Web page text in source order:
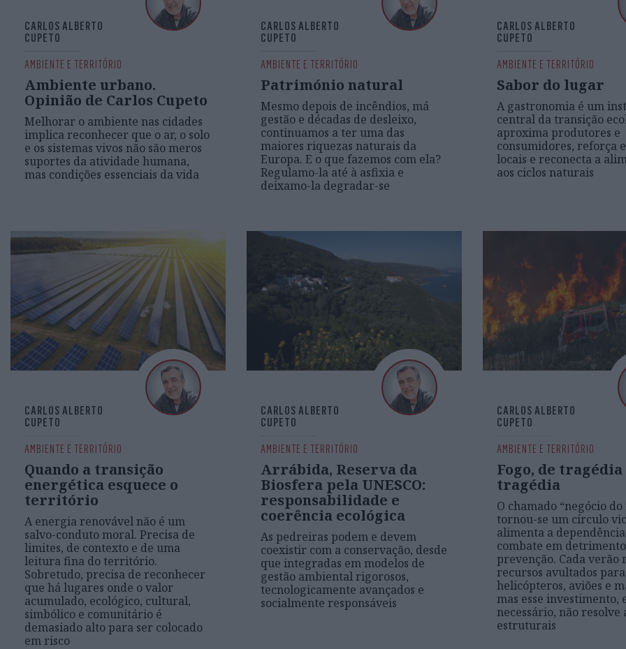
AMBIENTE E TERRITÓRIO
Ambiente urbano.
Opinião de Carlos Cupeto
Melhorar o ambiente nas cidades
implica reconhecer que o ar, o solo
e os sistemas vivos não são meros
suportes da atividade humana,
mas condições essenciais da vida
CARLOS ALBERTO
CUPETO
AMBIENTE E TERRITÓRIO
Património natural
Mesmo depois de incêndios, má
gestão e décadas de desleixo,
continuamos a ter uma das
maiores riquezas naturais da
Europa. E o que fazemos com ela?
Regulamo-la até à asfixia e
deixamo-la degradar-se
CARLOS ALBERTO
CUPETO
AMBIENTE E TERRITÓRIO
Sabor do lugar
A gastronomia é um
central da transição
aproxima produtores e
consumidores, reforça
locais e reconecta a
aos ciclos naturais
CARLOS ALBERTO
CUPETO
AMBIENTE E TERRITÓRIO
Quando a transição
energética esquece o
território
A energia renovável não é um
salvo-conduto moral. Precisa de
limites, de contexto e de uma
leitura fina do território.
Sobretudo, precisa de reconhecer
que há lugares onde o valor
acumulado, ecológico, cultural,
simbólico e comunitário é
demasiado alto para ser colocado
em risco
CARLOS ALBERTO
CUPETO
AMBIENTE E TERRITÓRIO
Arrábida, Reserva da
Biosfera pela UNESCO:
responsabilidade e
coerência ecológica
As pedreiras podem e devem
coexistir com a conservação, desde
que integradas em modelos de
gestão ambiental rigorosos,
tecnologicamente avançados e
socialmente responsáveis
CARLOS ALBERTO
CUPETO
AMBIENTE E TERRITÓRIO
Fogo, de tragédia
tragédia
O chamado “negócio do
tornou-se um círculo
alimenta a
combate em
prevenção. Cada verão
recursos avultados para
helicópteros, aviões e
mas esse investimento,
necessário, não resolve
estruturais
CARLOS ALBERTO
CUPETO